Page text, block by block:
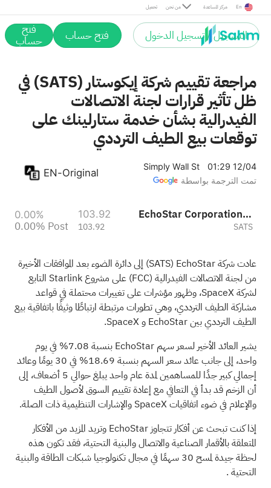
تحميل من نحن مركز المساعدة En
التسجيل / تسجيل الدخول فتح حساب فتح
حساب
مراجعة تقييم شركة إيكوستار (SATS) في
ظل تأثير قرارات لجنة الاتصالات
الفيدرالية بشأن خدمة ستارلينك على
توقعات بيع الطيف الترددي
Simply Wall St
01:29 12/04
تمت الترجمة بواسطة
EN-Original
EchoStar Corporation Class A
SATS
103.92
103.92
0.00%
0.00% Post
عادت شركة EchoStar (SATS) إلى دائرة الضوء بعد الموافقات الأخيرة
من لجنة الاتصالات الفيدرالية (FCC)
على مشروع Starlink التابع
لشركة SpaceX، وظهور مؤشرات على تغييرات محتملة في قواعد
مشاركة الطيف الترددي، وهي تطورات مرتبطة ارتباطًا وثيقًا باتفاقية بيع
الطيف الترددي بين EchoStar و SpaceX.
يشير العائد الأخير لسعر سهم EchoStar بنسبة 7.08% في يوم
واحد، إلى جانب عائد سعر السهم بنسبة 18.69% في 30 يومًا وعائد
إجمالي كبير جدًا للمساهمين لمدة عام واحد يبلغ حوالي 5 أضعاف، إلى
أن الزخم قد بدأ في التعافي مع إعادة تقييم السوق لأصول الطيف
والإعلام في ضوء اتفاقيات SpaceX والإشارات التنظيمية ذات الصلة.
إذا كنت تبحث عن أفكار تتجاوز EchoStar وتريد المزيد من الأفكار
المتعلقة بالأقمار الصناعية والاتصال والبنية التحتية، فقد تكون هذه
لحظة جيدة لمسح
30 سهمًا في مجال تكنولوجيا شبكات الطاقة والبنية
التحتية.